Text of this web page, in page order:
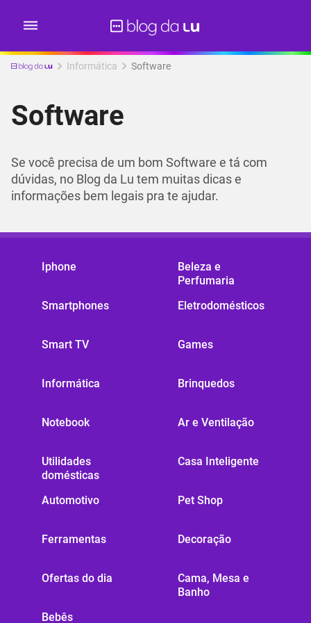
Informática Software
Software
Se você precisa de um bom Software e tá com
dúvidas, no Blog da Lu tem muitas dicas e
informações bem legais pra te ajudar.
Iphone
Smartphones
Smart TV
Informática
Notebook
Utilidades
domésticas
Automotivo
Ferramentas
Ofertas do dia
Bebês
Beleza e
Perfumaria
Eletrodomésticos
Games
Brinquedos
Ar e Ventilação
Casa Inteligente
Pet Shop
Decoração
Cama, Mesa e
Banho